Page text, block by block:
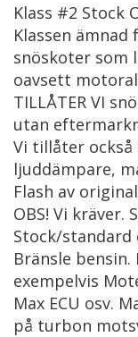
Klass #2 Stock
Klassen
snöskoter som
oavsett
TILLÅTER VI
utan
Vi tillåter
ljuddämpare,
Flash av
OBS! Vi kräver.
Stock/standard
Bränsle
exempelvis
Max ECU osv.
på turbon